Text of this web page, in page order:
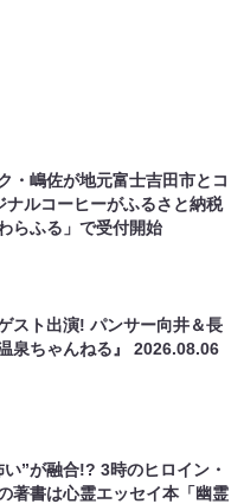
・嶋佐が地元富士吉田市とコ
ナルコーヒーがふるさと納税
らふる」で受付開始
スト出演! パンサー向井＆長
泉ちゃんねる』2026.08.06
い”が融合!? 3時のヒロイン・
著書は心霊エッセイ本「幽霊